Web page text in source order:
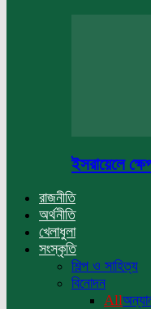
ইসরায়েলে
রাজনীতি
অর্থনীতি
খেলাধুলা
সংস্কৃতি
শিল্প ও সাহিত্য
বিনোদন
All